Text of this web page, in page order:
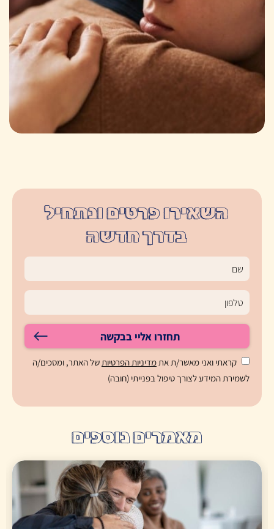
השאירו פרטים ונתחיל
בדרך חדשה
תחזרו אליי בבקשה
קראתי ואני מאשר/ת אתמדיניות הפרטיותשל האתר, ומסכים/ה
לשמירת המידע לצורך טיפול בפנייתי (חובה)
מאמרים נוספים